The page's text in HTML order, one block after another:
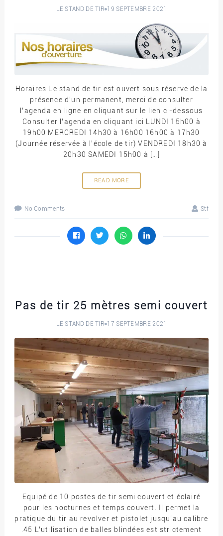
LE STAND DE TIR 19 SEPTEMBRE 2021
Horaires Le stand de tir est ouvert sous réserve de la
présence d’un permanent, merci de consulter
l’agenda en ligne en cliquant sur le lien ci-dessous
Consulter l’agenda en cliquant ici LUNDI 15h00 à
19h00 MERCREDI 14h30 à 16h00 16h00 à 17h30
(Journée réservée à l’école de tir) VENDREDI 18h30 à
20h30 SAMEDI 15h00 à […]
READ MORE
No Comments Stf
Pas de tir 25 mètres semi couvert
LE STAND DE TIR 17 SEPTEMBRE 2021
Equipé de 10 postes de tir semi couvert et éclairé
pour les nocturnes et temps couvert. Il permet la
pratique du tir au revolver et pistolet jusqu’au calibre
.45 L’utilisation de balles blindées est strictement